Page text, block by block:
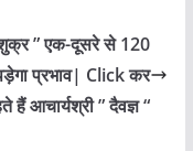
” एक-दूसरे से 120
पड़ेगा प्रभाव| Click कर
हैं आचार्यश्री ” दैवज्ञ “